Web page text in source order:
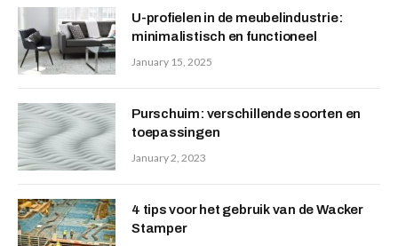
U-profielen in de meubelindustrie:
minimalistisch en functioneel
January 15, 2025
Purschuim: verschillende soorten en
toepassingen
January 2, 2023
4 tips voor het gebruik van de Wacker
Stamper